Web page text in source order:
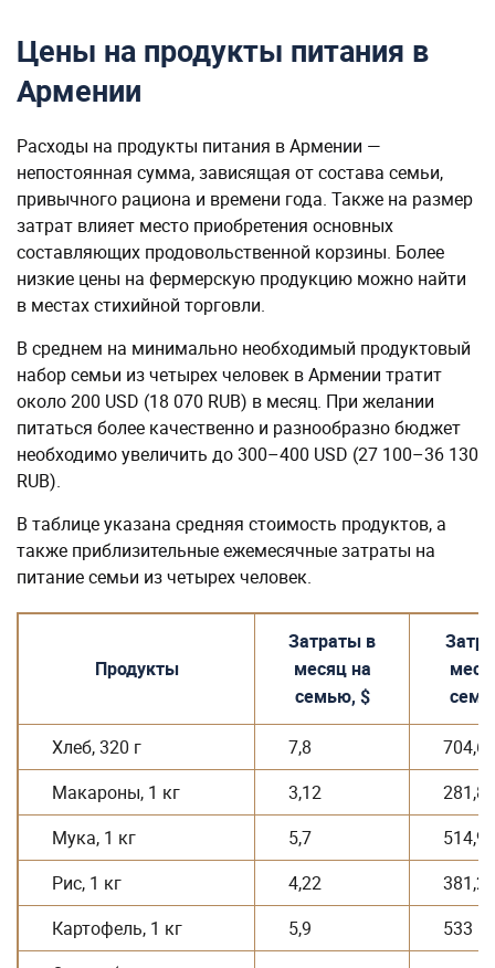
Цены на продукты питания в
Армении
Расходы на продукты питания в Армении —
непостоянная сумма, зависящая от состава семьи,
привычного рациона и времени года. Также на размер
затрат влияет место приобретения основных
составляющих продовольственной корзины. Более
низкие цены на фермерскую продукцию можно найти
в местах стихийной торговли.
В среднем на минимально необходимый продуктовый
набор семьи из четырех человек в Армении тратит
около 200 USD (18 070 RUB) в месяц. При желании
питаться более качественно и разнообразно бюджет
необходимо увеличить до 300–400 USD (27 100–36 130
RUB).
В таблице указана средняя стоимость продуктов, а
также приблизительные ежемесячные затраты на
питание семьи из четырех человек.
Продукты
Затраты в
месяц на
семью, $
Хлеб, 320 г 7,8
704,6
Макароны, 1 кг
3,12
281,8
Мука, 1 кг
5,7
514,9
Рис, 1 кг
4,22
381,2
Картофель, 1 кг
5,9
533